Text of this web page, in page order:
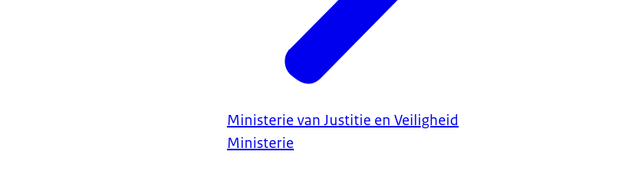
Ministerie van Justitie en Veiligheid
Ministerie